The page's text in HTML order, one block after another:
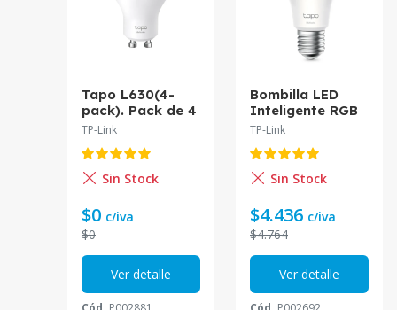
Tapo L630(4-
pack). Pack de 4
ampolletas WIFI
TP-Link
Sin Stock
$0 c/iva
$0
Ver detalle
Bombilla LED
Inteligente RGB
Multicolor
TP-Link
Sin Stock
$4.436 c/iva
$4.764
Ver detalle